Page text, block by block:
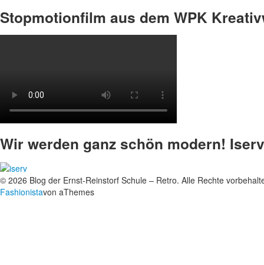
Stopmotionfilm aus dem WPK
Wir werden ganz schön modern!
© 2026 Blog der Ernst-Reinstorf Schule – Retro. Alle Rechte
Fashionistavon aThemes